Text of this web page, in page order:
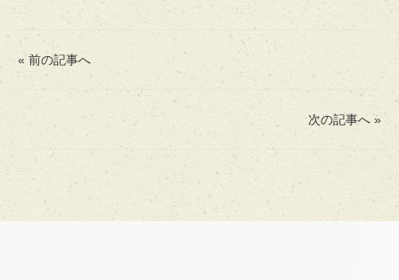
« 前の記事へ
次の記事へ »